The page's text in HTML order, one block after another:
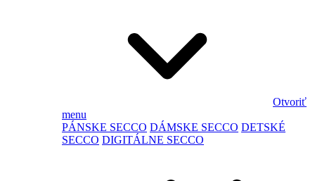
Otvoriť
menu
PÁNSKE SECCO DÁMSKE SECCO DETSKÉ
SECCO DIGITÁLNE SECCO